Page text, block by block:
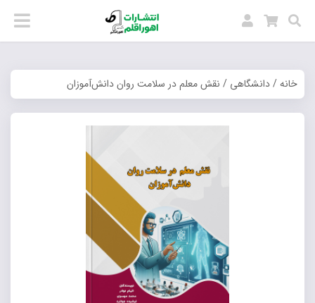
خانه/دانشگاهی / نقش معلم در سلامت روان دانش‌آموزان